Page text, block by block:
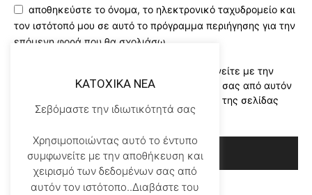
αποθηκεύστε το όνομα, το ηλεκτρονικό ταχυδρομείο και
τον ιστότοπό μου σε αυτό το πρόγραμμα περιήγησης για την
επόμενη φορά που θα σχολιάσω.
Χρησιμοποιώντας αυτό το έντυπο συμφωνείτε με την
αποθήκευση και χειρισμό των δεδομένων σας από αυτόν
τον ιστότοπο..Διαβάστε του ορους χρήσης της σελίδας
μας*
KATOXIKA NEA
Σεβόμαστε την ιδιωτικότητά σας
Χρησιμοποιώντας αυτό το έντυπο
συμφωνείτε με την αποθήκευση και
χειρισμό των δεδομένων σας από
αυτόν τον ιστότοπο..Διαβάστε του